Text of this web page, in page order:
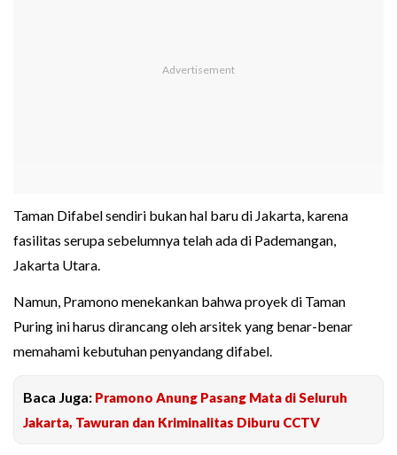
Taman Difabel sendiri bukan hal baru di Jakarta, karena
fasilitas serupa sebelumnya telah ada di Pademangan,
Jakarta Utara.
Namun, Pramono menekankan bahwa proyek di Taman
Puring ini harus dirancang oleh arsitek yang benar-benar
memahami kebutuhan penyandang difabel.
Baca Juga: Pramono Anung Pasang Mata di Seluruh
Jakarta, Tawuran dan Kriminalitas Diburu CCTV